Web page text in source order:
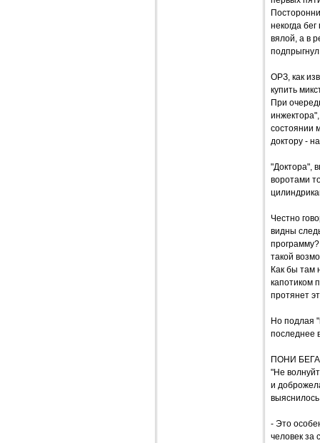
некогда
вялой, а в
ОРЗ, как
купить
При
состоянии
доктору -
"Доктора",
воротами
Честно
видны
такой
Как бы там
капотиком
протянет
Но подлая
последнее
ПОНИ
"Не
и
- Это
человек за